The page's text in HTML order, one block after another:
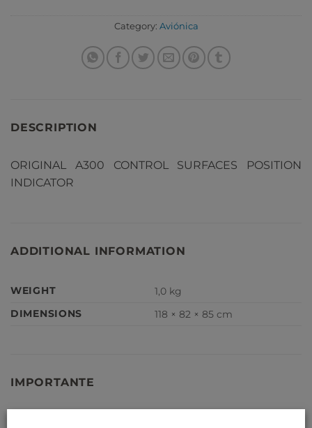
Category: Aviónica
DESCRIPTION
ORIGINAL A300 CONTROL SURFACES POSITION
INDICATOR
ADDITIONAL INFORMATION
WEIGHT
1,0 kg
DIMENSIONS
118 × 82 × 85 cm
IMPORTANTE